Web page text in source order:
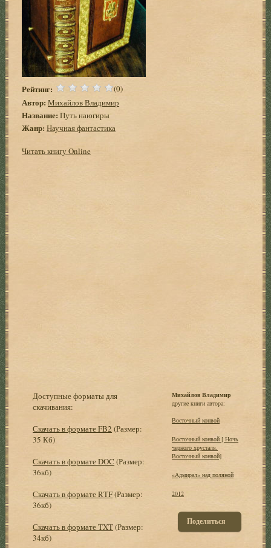
Рейтинг: (0)
Автор: Михайлов Владимир
Название: Путь наюгиры
Жанр: Научная фантастика
Читать книгу Online
Доступные форматы для
скачивания:
Скачать в формате FB2 (Размер:
35 Кб)
Скачать в формате DOC (Размер:
36кб)
Скачать в формате RTF(Размер:
36кб)
Скачать в формате TXT(Размер:
34кб)
Михайлов Владимир
другие книги автора:
Восточный конвой
Восточный конвой [ Ночь
черного хрусталя.
Восточный конвой]
«Адмирал» над поляной
2012
Поделиться